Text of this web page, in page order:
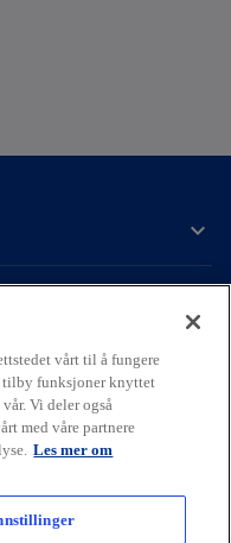
p
o
p
e
n
vårt til å fungere
tilby funksjoner knyttet
Vi deler også
med våre partnere
Les mer om